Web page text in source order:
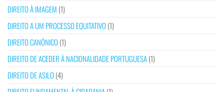
DIREITO À IMAGEM (1)
DIREITO A UM PROCESSO EQUITATIVO (1)
DIREITO CANÓNICO (1)
DIREITO DE ACEDER À NACIONALIDADE PORTUGUESA(1)
DIREITO DE ASILO (4)